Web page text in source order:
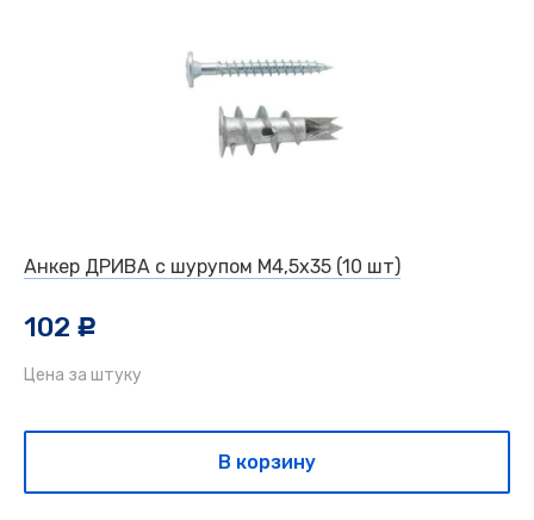
Анкер ДРИВА с шурупом М4,5х35 (10 шт)
102 c
Цена за штуку
В корзину